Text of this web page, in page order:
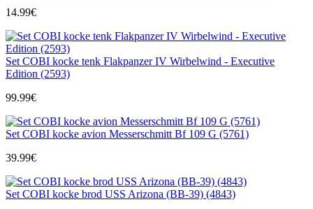
14.99€
Set COBI kocke tenk Flakpanzer IV Wirbelwind - Executive
Edition (2593)
99.99€
Set COBI kocke avion Messerschmitt Bf 109 G (5761)
39.99€
Set COBI kocke brod USS Arizona (BB-39) (4843)